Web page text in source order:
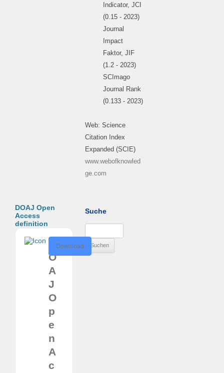
Indicator, JCI
(0.15 - 2023)
Journal
Impact
Faktor, JIF
(1.2 - 2023)
SCImago
Journal Rank
(0.133 - 2023)
Web: Science
Citation Index
Expanded (SCIE)
www.webofknowled
ge.com
DOAJ Open
Access
definition
O
A
J
O
p
e
n
A
c
Download
Suche
nach: